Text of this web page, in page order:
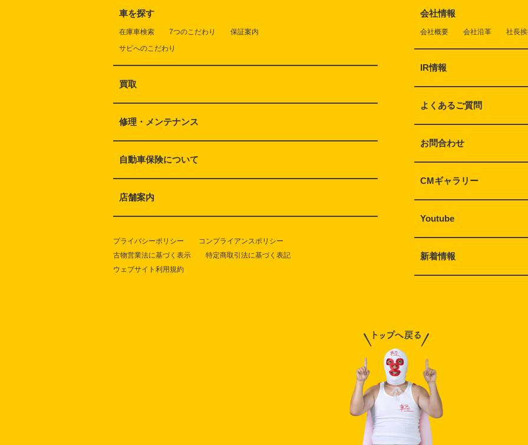
車を探す
在庫車検索 7つのこだわり
保証案内
サビへのこだわり
買取
修理・メンテナンス
自動車保険について
店舗案内
会社情報
会社概要 会社沿革 社長
IR情報
よくあるご質問
お問合わせ
CMギャラリー
Youtube
新着情報
プライバシーポリシー
コンプライアンスポリシー
古物営業法に基づく表示
特定商取引法に基づく表記
ウェブサイト利用規約